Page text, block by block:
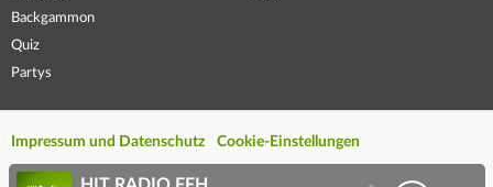
Backgammon
Quiz
Partys
Impressum und Datenschutz Cookie-Einstellungen